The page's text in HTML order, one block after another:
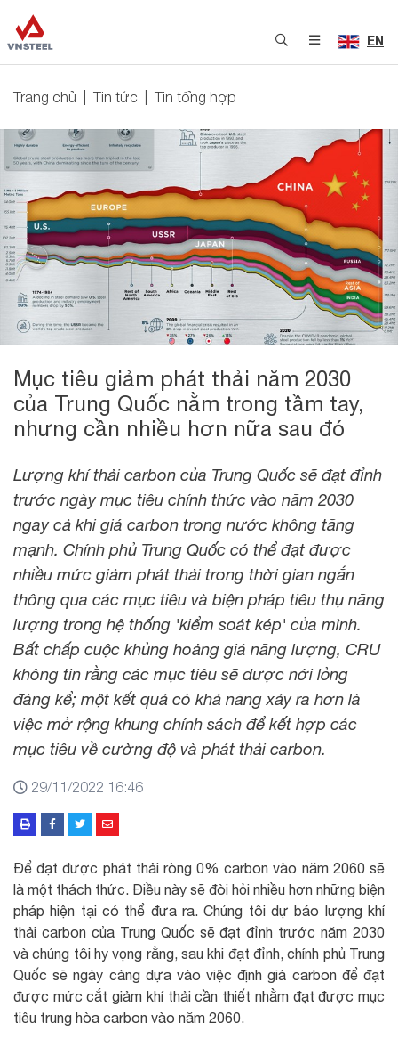
EN
Trang chủ Tin tức Tin tổng hợp
Mục tiêu giảm phát thải năm 2030
của Trung Quốc nằm trong tầm tay,
nhưng cần nhiều hơn nữa sau đó
Lượng khí thải carbon của Trung Quốc sẽ đạt đỉnh
trước ngày mục tiêu chính thức vào năm 2030
ngay cả khi giá carbon trong nước không tăng
mạnh. Chính phủ Trung Quốc có thể đạt được
nhiều mức giảm phát thải trong thời gian ngắn
thông qua các mục tiêu và biện pháp tiêu thụ năng
lượng trong hệ thống 'kiểm soát kép' của mình.
Bất chấp cuộc khủng hoảng giá năng lượng, CRU
không tin rằng các mục tiêu sẽ được nới lỏng
đáng kể; một kết quả có khả năng xảy ra hơn là
việc mở rộng khung chính sách để kết hợp các
mục tiêu về cường độ và phát thải carbon.
29/11/2022 16:46
Để đạt được phát thải ròng 0% carbon vào năm 2060 sẽ
là một thách thức. Điều này sẽ đòi hỏi nhiều hơn những biện
pháp hiện tại có thể đưa ra. Chúng tôi dự báo lượng khí
thải carbon của Trung Quốc sẽ đạt đỉnh trước năm 2030
và chúng tôi hy vọng rằng, sau khi đạt đỉnh, chính phủ Trung
Quốc sẽ ngày càng dựa vào việc định giá carbon để đạt
được mức cắt giảm khí thải cần thiết nhằm đạt được mục
tiêu trung hòa carbon vào năm 2060.